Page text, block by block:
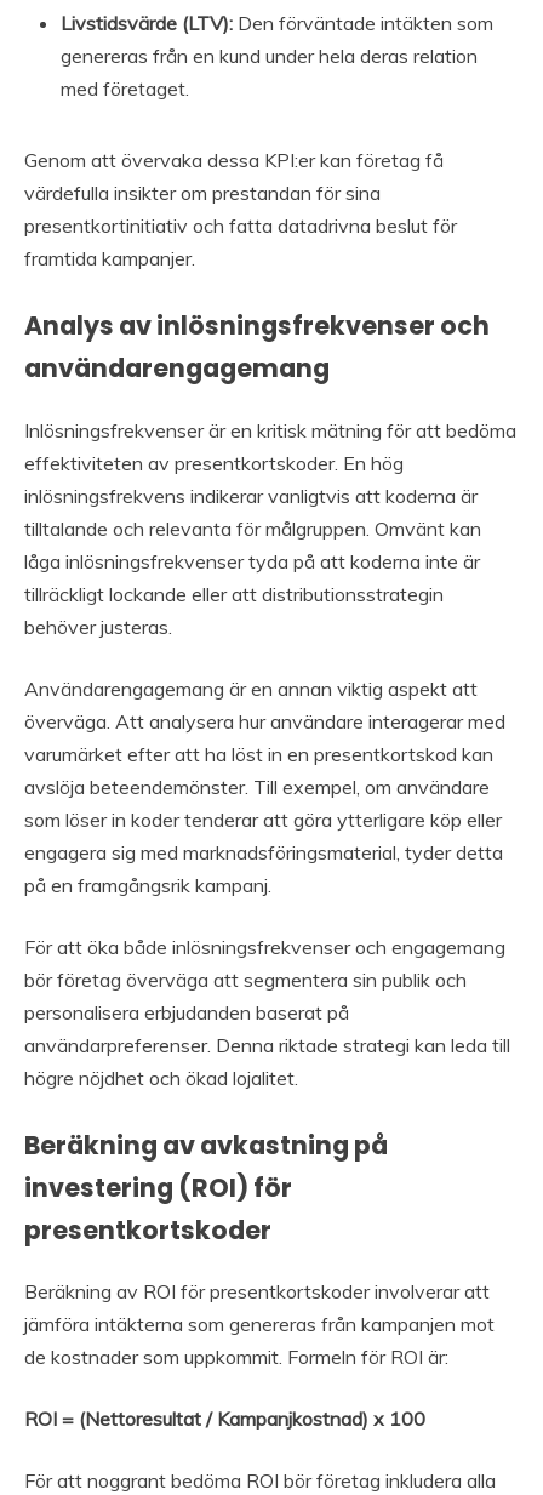
Livstidsvärde (LTV): Den förväntade intäkten som
genereras från en kund under hela deras relation
med företaget.
Genom att övervaka dessa KPI:er kan företag få
värdefulla insikter om prestandan för sina
presentkortinitiativ och fatta datadrivna beslut för
framtida kampanjer.
Analys av inlösningsfrekvenser och
användarengagemang
Inlösningsfrekvenser är en kritisk mätning för att bedöma
effektiviteten av presentkortskoder. En hög
inlösningsfrekvens indikerar vanligtvis att koderna är
tilltalande och relevanta för målgruppen. Omvänt kan
låga inlösningsfrekvenser tyda på att koderna inte är
tillräckligt lockande eller att distributionsstrategin
behöver justeras.
Användarengagemang är en annan viktig aspekt att
överväga. Att analysera hur användare interagerar med
varumärket efter att ha löst in en presentkortskod kan
avslöja beteendemönster. Till exempel, om användare
som löser in koder tenderar att göra ytterligare köp eller
engagera sig med marknadsföringsmaterial, tyder detta
på en framgångsrik kampanj.
För att öka både inlösningsfrekvenser och engagemang
bör företag överväga att segmentera sin publik och
personalisera erbjudanden baserat på
användarpreferenser. Denna riktade strategi kan leda till
högre nöjdhet och ökad lojalitet.
Beräkning av avkastning på
investering (ROI) för
presentkortskoder
Beräkning av ROI för presentkortskoder involverar att
jämföra intäkterna som genereras från kampanjen mot
de kostnader som uppkommit. Formeln för ROI är:
ROI = (Nettoresultat / Kampanjkostnad) x 100
För att noggrant bedöma ROI bör företag inkludera alla